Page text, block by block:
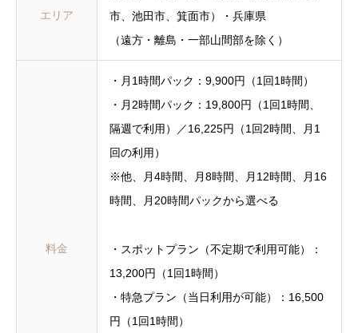
エリア
市、池田市、箕面市）・兵庫県
（遠方・離島・一部山間部を除く）
料金
・月1時間パック：9,900円（1回1時間）
・月2時間パック：19,800円（1回1時間、
隔週で利用）／16,225円（1回2時間、月1
回の利用）
※他、月4時間、月8時間、月12時間、月16
時間、月20時間パックから選べる
・スポットプラン（不定期で利用可能）：
13,200円（1回1時間）
・特急プラン（当日利用が可能）：16,500
円（1回1時間）